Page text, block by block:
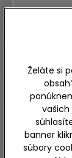
Želáte si
vašich
banner
súbory